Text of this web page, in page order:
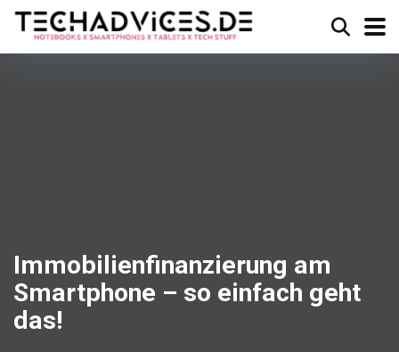
Immobilienfinanzierung am
Smartphone – so einfach geht
das!